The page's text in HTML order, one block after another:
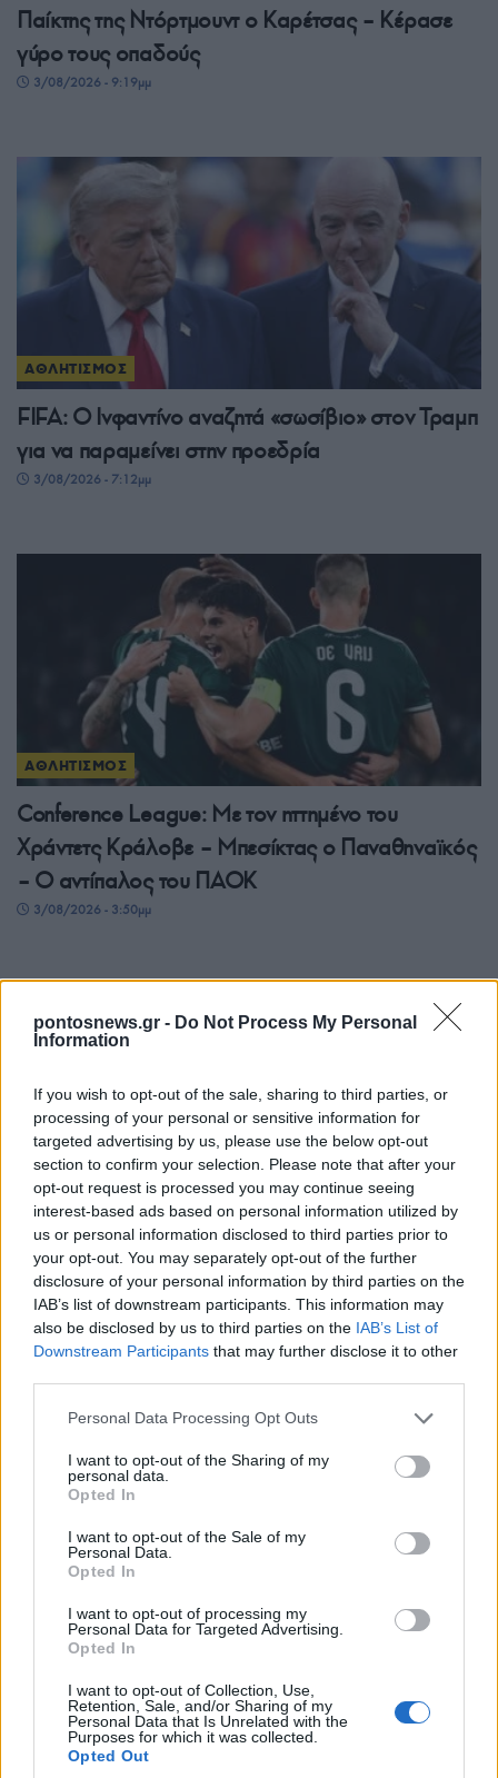
pontosnews.gr - Do Not Process My Personal
Information
If you wish to opt-out of the sale, sharing to third parties, or
processing of your personal or sensitive information for
targeted advertising by us, please use the below opt-out
section to confirm your selection. Please note that after your
opt-out request is processed you may continue seeing
interest-based ads based on personal information utilized by
us or personal information disclosed to third parties prior to
your opt-out. You may separately opt-out of the further
disclosure of your personal information by third parties on the
IAB’s list of downstream participants. This information may
also be disclosed by us to third parties on the IAB’s List of
Downstream Participants that may further disclose it to other
Please note that this website/app uses one or more Google
not limited to your visit or usage behaviour. You may click to
grant or deny consent to Google and its third-party tags to
use your data for below specified purposes in below Google
consent section.
Personal Data Processing Opt Outs
I want to opt-out of the Sharing of my
personal data.
Opted In
I want to opt-out of the Sale of my
Personal Data.
Opted In
I want to opt-out of processing my
Personal Data for Targeted Advertising.
Opted In
I want to opt-out of Collection, Use,
Retention, Sale, and/or Sharing of my
Personal Data that Is Unrelated with the
Purposes for which it was collected.
Opted Out
Παίκτης της Ντόρτμουντ ο Καρέτσας – Κέρασε
γύρο τους οπαδούς
3/08/2026 - 9:19μμ
ΑΘΛΗΤΙΣΜΟΣ
FIFA: Ο Ινφαντίνο αναζητά «σωσίβιο» στον Τραμπ
για να παραμείνει στην προεδρία
3/08/2026 - 7:12μμ
ΑΘΛΗΤΙΣΜΟΣ
Conference League: Με τον ηττημένο του
Χράντετς Κράλοβε – Μπεσίκτας ο Παναθηναϊκός
– Ο αντίπαλος του ΠΑΟΚ
3/08/2026 - 3:50μμ
ΑΘΛΗΤΙΣΜΟΣ
Europa League: Με τον ηττημένο του Λέφσκι
Σόφιας – Καϊράτ Αλμάτι ο ΠΑΟΚ – Απέφυγε τα
μεγαθήρια ο ΟΦΗ
ΑΘΛΗΤΙΣΜΟΣ
πλέι οφ – Ο αντίπαλος του Ολυμπιακού
3/08/2026 - 1:54μμ